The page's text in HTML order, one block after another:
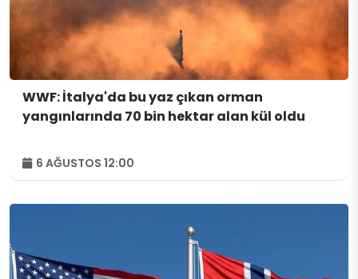
WWF: İtalya'da bu yaz çıkan orman
yangınlarında 70 bin hektar alan kül oldu
6 AĞUSTOS 12:00